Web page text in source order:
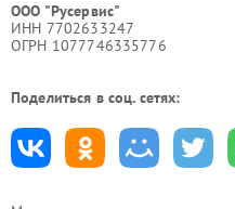
ООО "Русервис"
ИНН 7702633247
ОГРН 1077746335776
Поделиться в соц. сетях: